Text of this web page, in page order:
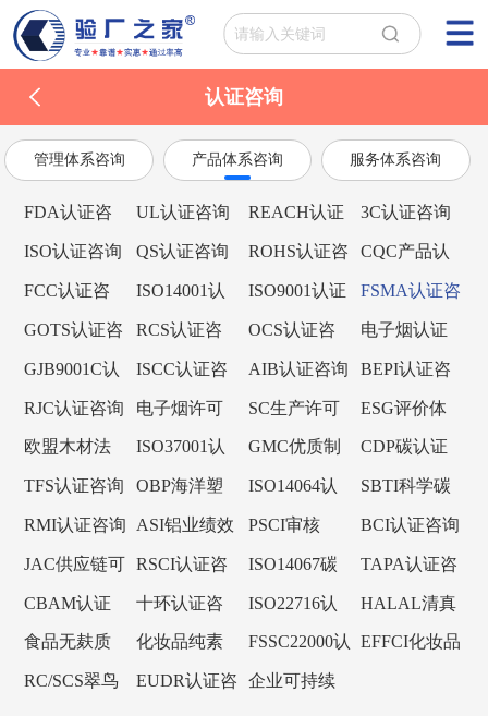
认证咨询
管理体系咨询 产品体系咨询 服务体系咨询
FDA认证咨
询
UL认证咨询
REACH认证
咨询
3C认证咨询
ISO认证咨询 QS认证咨询
ROHS认证咨
询
CQC产品认
证咨询
FCC认证咨
询
ISO14001认
证咨询
ISO9001认证
咨询
FSMA认证咨
询
GOTS认证咨
询
RCS认证咨
询
OCS认证咨
询
电子烟认证
咨询
GJB9001C认
证咨询
ISCC认证咨
询
AIB认证咨询
BEPI认证咨
询
RJC认证咨询
电子烟许可
证咨询
SC生产许可
证
ESG评价体
系
欧盟木材法
规EUTR认证
咨询
ISO37001认
证咨询
GMC优质制
造商认证咨
CDP碳认证
咨询
TFS认证咨询
OBP海洋塑
料认证咨询
ISO14064认
证咨询
SBTI科学碳
目标倡议
RMI认证咨询
ASI铝业绩效
标准认证咨
询
PSCI审核 BCI认证咨询
JAC供应链可
持续审核
RSCI认证咨
询
ISO14067碳
足迹
TAPA认证咨
询
CBAM认证
咨询
十环认证咨
询
ISO22716认
证咨询
HALAL清真
认证咨询
食品无麸质
认证咨询
化妆品纯素
认证咨询
FSSC22000认
证咨询
EFFCI化妆品
RC/SCS翠鸟
EUDR认证咨
企业可持续